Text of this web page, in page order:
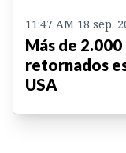
11:47 AM 18 sep.
Más de
retornados
USA